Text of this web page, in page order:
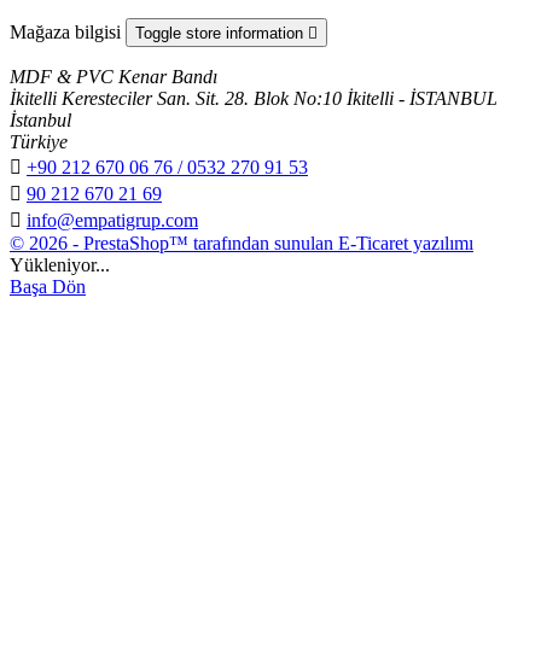
Mağaza bilgisi Toggle store information 
MDF & PVC Kenar Bandı
İkitelli Keresteciler San. Sit. 28. Blok No:10 İkitelli - İSTANBUL
İstanbul
Türkiye
 +90 212 670 06 76 / 0532 270 91 53
 90 212 670 21 69
 info@empatigrup.com
© 2026 - PrestaShop™ tarafından sunulan E-Ticaret yazılımı
Yükleniyor...
Başa Dön